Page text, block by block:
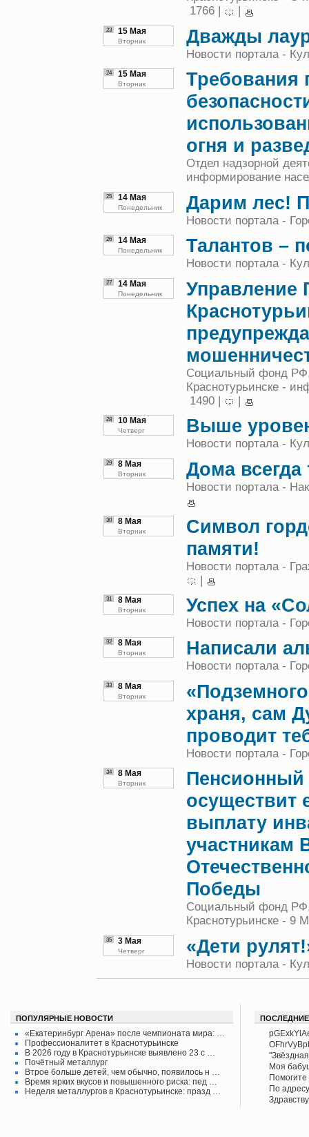
1766 |
23 15 Мая
Вторник Дважды
Новости портала -
24 15 Мая
Вторник
Требования
огня и
Отдел надзорной
информирование
25 14 Мая
Понедельник Дарим лес!
Новости портала -
26 14 Мая
Понедельник Талантов –
Новости портала -
27 14 Мая
Понедельник
Управление
Социальный фонд
Краснотурьинске -
1490 |
|
28 10 Мая
Четверг Выше
Новости портала -
29 8 Мая
Вторник Дома всегда
Новости портала -
30 8 Мая
Вторник
Символ
памяти!
Новости портала -
|
31 8 Мая
Вторник Успех на
Новости портала -
32 8 Мая
Вторник Написали
Новости портала -
33 8 Мая
Вторник
храня, сам
проводит
Новости портала -
34 8 Мая
Вторник
осуществит
выплату
участникам
Победы
Социальный фонд
Краснотурьинске - 9
35 3 Мая
Четверг «Дети
Новости портала -
ПОПУЛЯРНЫЕ НОВОСТИ
«Екатеринбург Арена» после чемпионата мира: …
Профессионалитет в Краснотурьинске
В 2026 году в Краснотурьинске выявлено 23 с …
Почётный металлург
Втрое больше детей, чем обычно, появилось н …
Время ярких вкусов и повышенного риска: пед …
Неделя металлургов в Краснотурьинске: празд …
своего
поднял
Моя
Айрих
в
По